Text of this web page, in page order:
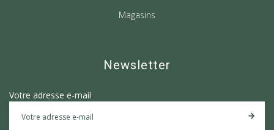
Magasins
Newsletter
Votre adresse e-mail